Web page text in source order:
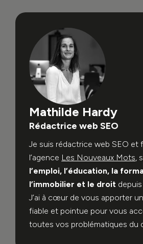
Mathilde Hardy
Rédactrice web SEO
Je suis rédactrice web SEO et
l’agence Les Nouveaux Mots,
l’emploi, l’éducation, la
l’immobilier et le droit
J’ai à cœur de vous apporter
fiable et pointue pour vous
toutes vos problématiques du